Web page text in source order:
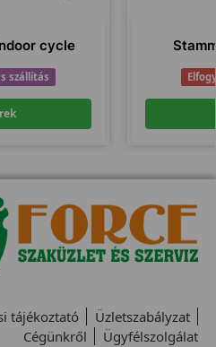
cycle
szállítás
tájékoztató
Üzletszabályzat
Cégünkről
Ügyfélszolgálat